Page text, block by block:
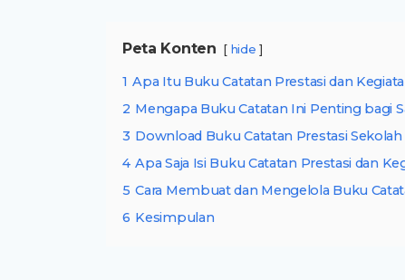
Peta Konten hide
1 Apa Itu Buku Catatan Prestasi dan
2 Mengapa Buku Catatan Ini Penting bagi
3 Download Buku Catatan Prestasi Sekolah
4 Apa Saja Isi Buku Catatan Prestasi dan
5 Cara Membuat dan Mengelola Buku
6 Kesimpulan